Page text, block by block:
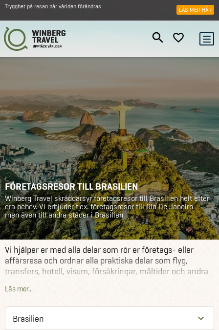
Trygghet på resan när världen förändras LÄS MER HÄR
FÖRETAGSRESOR TILL BRASILIEN
Winberg Travel skräddarsyr företagsresor till Brasilien helt efter
era behov. Vi erbjuder t.ex. företagsresor till Rio De Janeiro -
men även till andra städer i Brasilien.
Vi hjälper er med alla delar som rör er företags- eller
affärsresa och ordnar alla praktiska delar som flyg,
transfers, hotell, visum, försäkringar, måltider och andra
aktiviteter och utflykter med eller utan lokalguider.
Läs mer...